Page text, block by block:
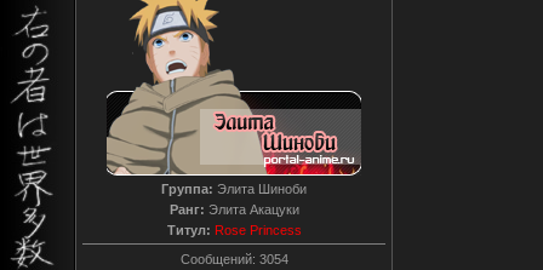
Группа: Элита Шиноби
Ранг: Элита Акацуки
Титул: Rose Princess
Сообщений: 3054